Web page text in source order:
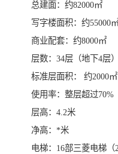
总建面：约82000㎡
写字楼面积：约55000
商业配套：约8000㎡
层数：34层（地下4层）
标准层面积： 约2000㎡
使用率：整层超过70%
层高：4.2米
净高：*米
电梯：16部三菱电梯（